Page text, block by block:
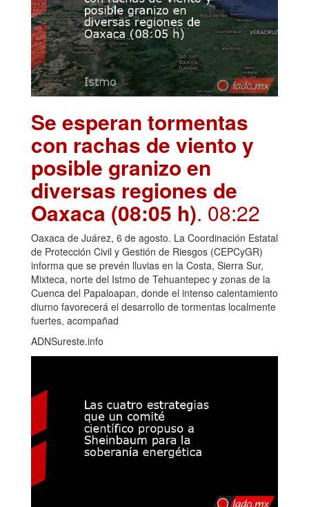
Se esperan tormentas
con rachas de viento y
posible granizo en
diversas regiones de
Oaxaca (08:05 h). 08:22
Oaxaca de Juárez, 6 de agosto. La Coordinación Estatal
de Protección Civil y Gestión de Riesgos (CEPCyGR)
informa que se prevén lluvias en la Costa, Sierra Sur,
Mixteca, norte del Istmo de Tehuantepec y zonas de la
Cuenca del Papaloapan, donde el intenso calentamiento
diurno favorecerá el desarrollo de tormentas localmente
fuertes, acompañad
ADNSureste.info